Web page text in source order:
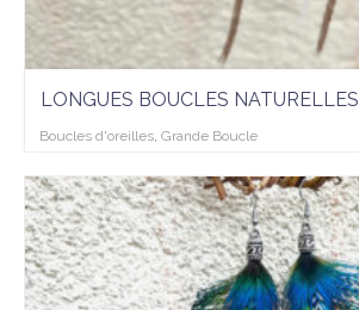
LONGUES BOUCLES NATURELLES
Boucles d'oreilles, Grande Boucle
Ajo
uter
à la
wis